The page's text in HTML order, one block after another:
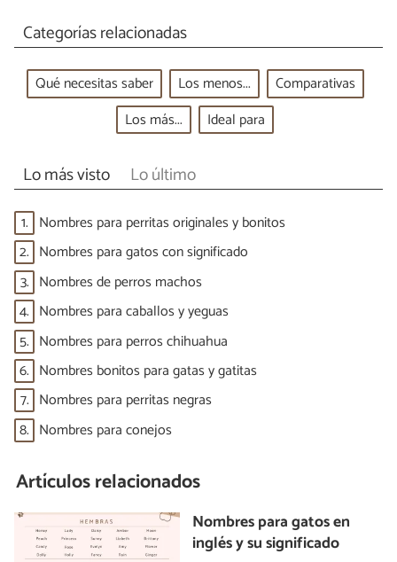
Categorías relacionadas
Qué necesitas saber Los menos...
Comparativas
Los más...
Ideal para
Lo más visto Lo último
1. Nombres para perritas originales y bonitos
2. Nombres para gatos con significado
3. Nombres de perros machos
4. Nombres para caballos y yeguas
5. Nombres para perros chihuahua
6. Nombres bonitos para gatas y gatitas
7. Nombres para perritas negras
8. Nombres para conejos
Artículos relacionados
Nombres para gatos en
inglés y su significado